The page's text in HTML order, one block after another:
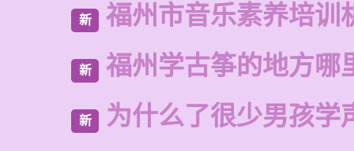
新 福州市音乐素养培训
新 福州学古筝的地方哪
新 为什么了很少男孩学